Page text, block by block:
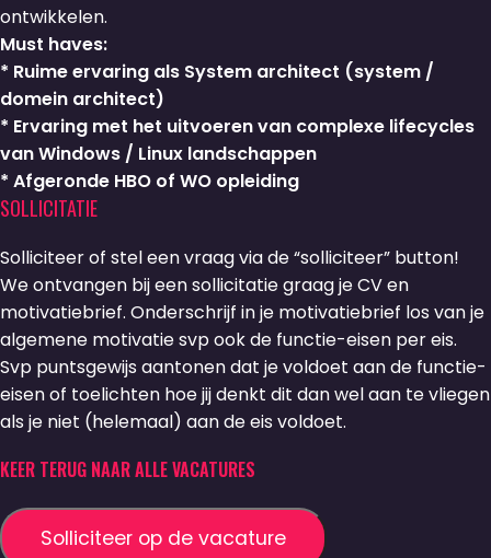
ontwikkelen.
Must haves:
* Ruime ervaring als System architect (system /
domein architect)
* Ervaring met het uitvoeren van complexe lifecycles
van Windows / Linux landschappen
* Afgeronde HBO of WO opleiding
SOLLICITATIE
Solliciteer of stel een vraag via de “solliciteer” button!
We ontvangen bij een sollicitatie graag je CV en
motivatiebrief. Onderschrijf in je motivatiebrief los van je
algemene motivatie svp ook de functie-eisen per eis.
Svp puntsgewijs aantonen dat je voldoet aan de functie-
eisen of toelichten hoe jij denkt dit dan wel aan te vliegen
als je niet (helemaal) aan de eis voldoet.
KEER TERUG NAAR ALLE VACATURES